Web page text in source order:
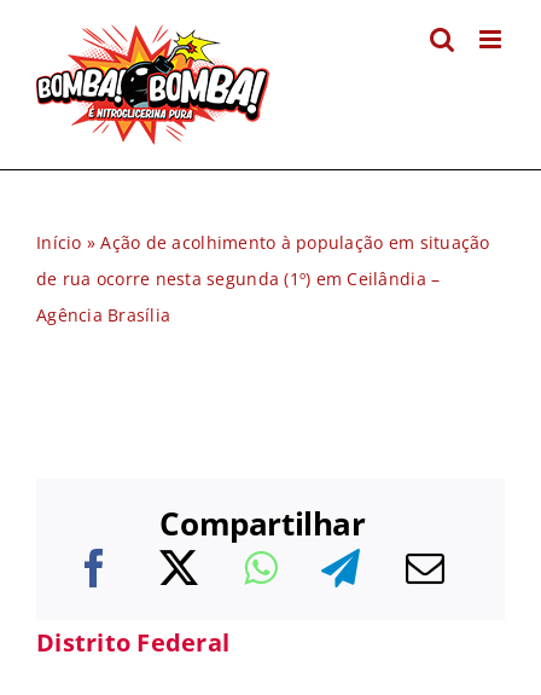
conteúdo
Início »Ação de acolhimento à população em situação
de rua ocorre nesta segunda (1º) em Ceilândia –
Agência Brasília
Compartilhar
Distrito Federal